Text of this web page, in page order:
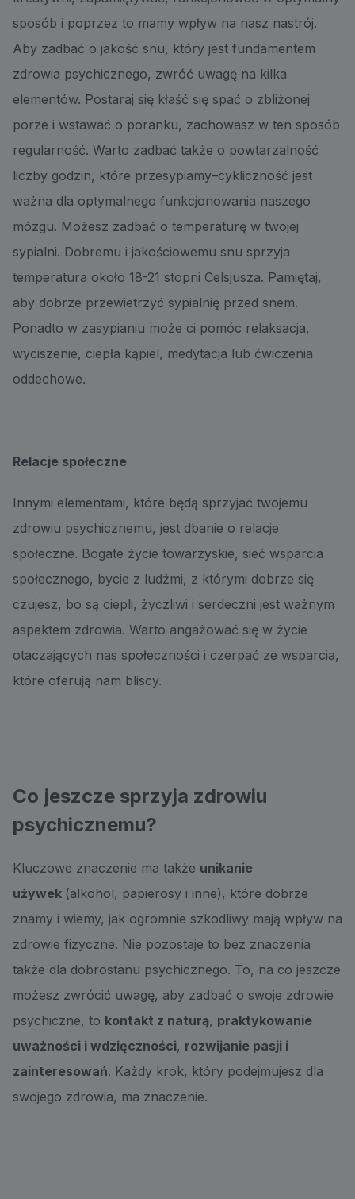
sposób i poprzez to mamy wpływ na nasz nastrój.
Aby zadbać o jakość snu, który jest fundamentem
zdrowia psychicznego, zwróć uwagę na kilka
elementów. Postaraj się kłaść się spać o zbliżonej
porze i wstawać o poranku, zachowasz w ten sposób
regularność. Warto zadbać także o powtarzalność
liczby godzin, które przesypiamy–cykliczność jest
ważna dla optymalnego funkcjonowania naszego
mózgu. Możesz zadbać o temperaturę w twojej
sypialni. Dobremu i jakościowemu snu sprzyja
temperatura około 18-21 stopni Celsjusza. Pamiętaj,
aby dobrze przewietrzyć sypialnię przed snem.
Ponadto w zasypianiu może ci pomóc relaksacja,
wyciszenie, ciepła kąpiel, medytacja lub ćwiczenia
oddechowe.
Relacje społeczne
Innymi elementami, które będą sprzyjać twojemu
zdrowiu psychicznemu, jest dbanie o relacje
społeczne. Bogate życie towarzyskie, sieć wsparcia
społecznego, bycie z ludźmi, z którymi dobrze się
czujesz, bo są ciepli, życzliwi i serdeczni jest ważnym
aspektem zdrowia. Warto angażować się w życie
otaczających nas społeczności i czerpać ze wsparcia,
które oferują nam bliscy.
Co jeszcze sprzyja zdrowiu
psychicznemu?
Kluczowe znaczenie ma także unikanie
używek (alkohol, papierosy i inne), które dobrze
znamy i wiemy, jak ogromnie szkodliwy mają wpływ na
zdrowie fizyczne. Nie pozostaje to bez znaczenia
także dla dobrostanu psychicznego. To, na co jeszcze
możesz zwrócić uwagę, aby zadbać o swoje zdrowie
psychiczne, to kontakt z naturą, praktykowanie
uważności i wdzięczności, rozwijanie pasji i
zainteresowań. Każdy krok, który podejmujesz dla
swojego zdrowia, ma znaczenie.